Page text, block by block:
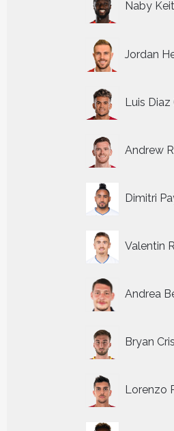
Naby
Jordan
Luis Diaz
Andrew
Dimitri
Valentin
Andrea
Bryan
Lorenzo